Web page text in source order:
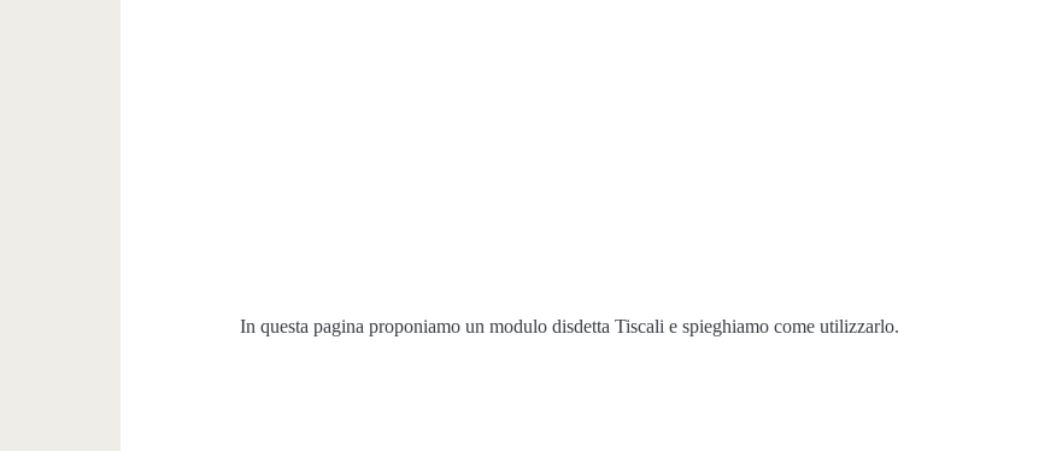
In questa pagina proponiamo un modulo disdetta Tiscali e spieghiamo come utilizzarlo.